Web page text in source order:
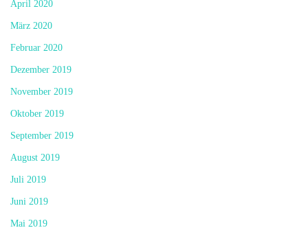
April 2020
März 2020
Februar 2020
Dezember 2019
November 2019
Oktober 2019
September 2019
August 2019
Juli 2019
Juni 2019
Mai 2019